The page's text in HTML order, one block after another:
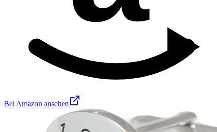
Bei Amazon ansehen